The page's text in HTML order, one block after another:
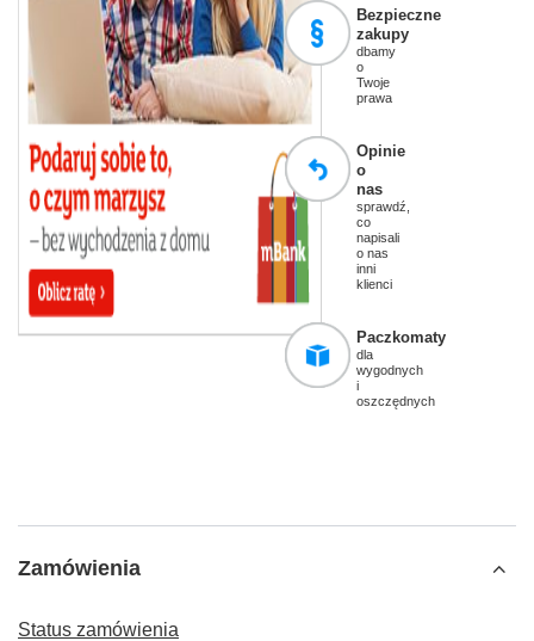
Bezpieczne
zakupy
dbamy
o
Twoje
prawa
Opinie
o
nas
sprawdź,
co
napisali
o nas
inni
klienci
Paczkomaty
dla
wygodnych
i
oszczędnych
Zamówienia
Status zamówienia